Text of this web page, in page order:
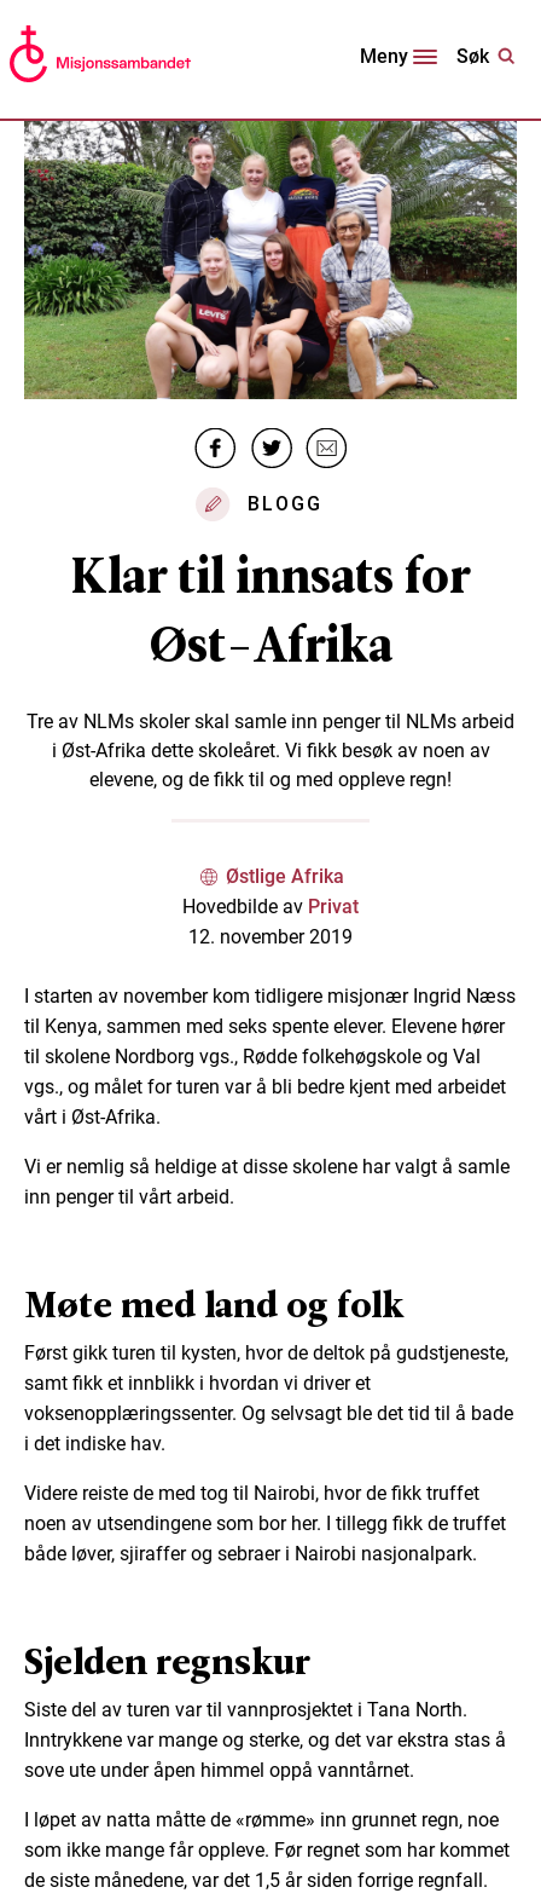
Meny Søk
BLOGG
Klar til innsats for
Øst-Afrika
Tre av NLMs skoler skal samle inn penger til NLMs arbeid
i Øst-Afrika dette skoleåret. Vi fikk besøk av noen av
elevene, og de fikk til og med oppleve regn!
Østlige Afrika
Hovedbilde av Privat
12. november 2019
I starten av november kom tidligere misjonær Ingrid Næss
til Kenya, sammen med seks spente elever. Elevene hører
til skolene Nordborg vgs., Rødde folkehøgskole og Val
vgs., og målet for turen var å bli bedre kjent med arbeidet
vårt i Øst-Afrika.
Vi er nemlig så heldige at disse skolene har valgt å samle
inn penger til vårt arbeid.
Møte med land og folk
Først gikk turen til kysten, hvor de deltok på gudstjeneste,
samt fikk et innblikk i hvordan vi driver et
voksenopplæringssenter. Og selvsagt ble det tid til å bade
i det indiske hav.
Videre reiste de med tog til Nairobi, hvor de fikk truffet
noen av utsendingene som bor her. I tillegg fikk de truffet
både løver, sjiraffer og sebraer i Nairobi nasjonalpark.
Sjelden regnskur
Siste del av turen var til vannprosjektet i Tana North.
Inntrykkene var mange og sterke, og det var ekstra stas å
sove ute under åpen himmel oppå vanntårnet.
I løpet av natta måtte de «rømme» inn grunnet regn, noe
som ikke mange får oppleve. Før regnet som har kommet
de siste månedene, var det 1,5 år siden forrige regnfall.